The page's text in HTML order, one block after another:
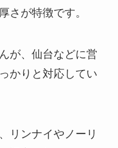
さが特徴です。
が、仙台などに営
かりと対応してい
リンナイやノーリ